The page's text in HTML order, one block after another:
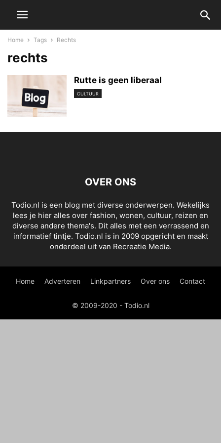
Home Tags Rechts
rechts
Rutte is geen liberaal
CULTUUR
OVER ONS
Todio.nl is een blog met diverse onderwerpen. Wekelijks
lees je hier alles over fashion, wonen, cultuur, reizen en
diverse andere thema's. Dit alles met een verrassend en
informatief tintje. Todio.nl is in 2009 opgericht en maakt
onderdeel uit van Recreatie Media.
Home Adverteren Linkpartners Over ons Contact
© 2009-2020 - Todio.nl